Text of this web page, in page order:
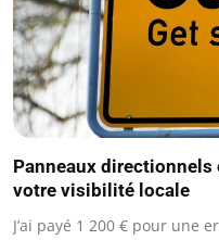
Panneaux
votre visibilité locale
J’ai payé 1 200 € pour une